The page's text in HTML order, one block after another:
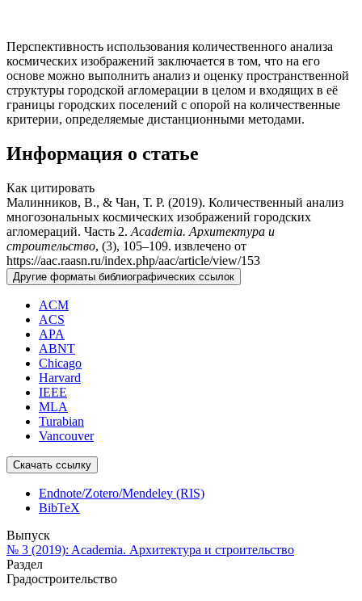
Перспективность использования количественного анали­за
космических изображений заключается в том, что на его
основе можно выполнить анализ и оценку пространственной
структуры городской агломерации в целом и входящих в её
границы городских поселений с опорой на количественные
критерии, определяемые дистанционными методами.
Информация о статье
Как цитировать
Малинников, В., & Чан, Т. Р. (2019). Количественный анализ
многозональных космических изображений городских
агломераций. Часть 2. Academia. Архитектура и
строительство, (3), 105–109. извлечено от
https://aac.raasn.ru/index.php/aac/article/view/153
Другие форматы библиографических ссылок
ACM
ACS
APA
ABNT
Chicago
Harvard
IEEE
MLA
Turabian
Vancouver
Скачать ссылку
Endnote/Zotero/Mendeley (RIS)
BibTeX
Выпуск
№ 3 (2019): Academia. Архитектура и строительство
Раздел
Градостроительство